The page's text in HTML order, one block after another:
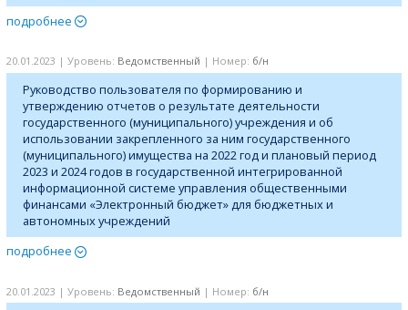
подробнее
20.01.2023 | Уровень: Ведомственный | Номер: б/н
Руководство пользователя по формированию и
утверждению отчетов о результате деятельности
государственного (муниципального) учреждения и об
использовании закрепленного за ним государственного
(муниципального) имущества на 2022 год и плановый период
2023 и 2024 годов в государственной интегрированной
информационной системе управления общественными
финансами «Электронный бюджет» для бюджетных и
автономных учреждений
подробнее
20.01.2023 | Уровень: Ведомственный | Номер: б/н